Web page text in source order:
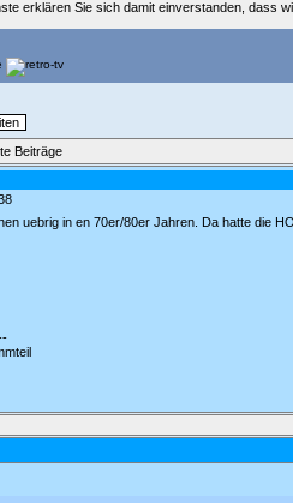
erklären Sie sich damit einverstanden, dass
Beiträge
uebrig in en 70er/80er Jahren. Da hatte die